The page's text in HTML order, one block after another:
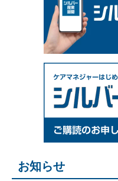
お知らせ